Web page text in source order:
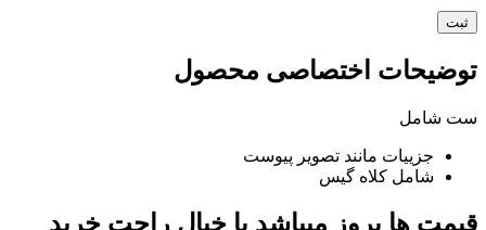
توضیحات اختصاصی محصول
ست شامل
جزییات مانند تصویر پیوست
شامل کلاه گیس
قیمت ها بروز میباشد با خیال راحت خرید